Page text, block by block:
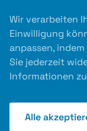
Wir verarbeiten
Einwilligung
anpassen,
Sie jederzeit
Informationen
Alle